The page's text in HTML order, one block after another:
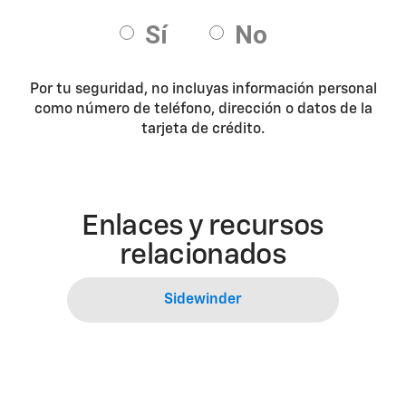
Por tu seguridad, no incluyas información personal
como número de teléfono, dirección o datos de la
tarjeta de crédito.
Enlaces y recursos
relacionados
Sidewinder